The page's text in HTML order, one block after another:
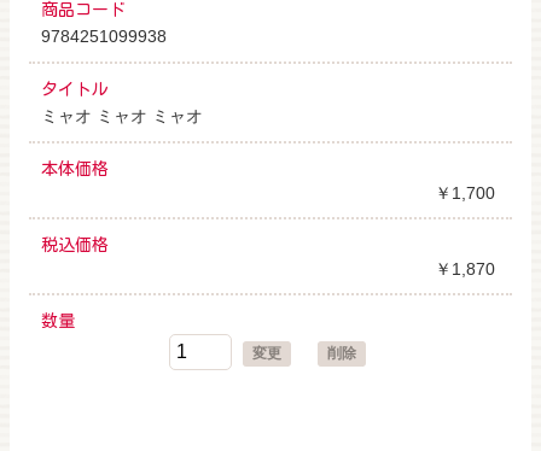
商品コード
9784251099938
タイトル
ミャオ ミャオ ミャオ
本体価格
￥1,700
税込価格
￥1,870
数量
変更
削除